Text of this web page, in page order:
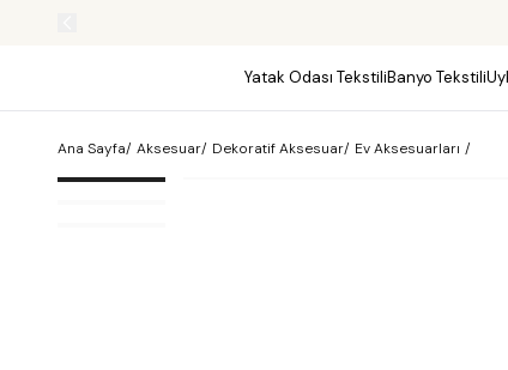
Yatak Odası TekstiliBanyo Tekstili
Ana Sayfa/ Aksesuar/ Dekoratif Aksesuar/ Ev Aksesuarları /